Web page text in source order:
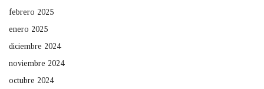
febrero 2025
enero 2025
diciembre 2024
noviembre 2024
octubre 2024